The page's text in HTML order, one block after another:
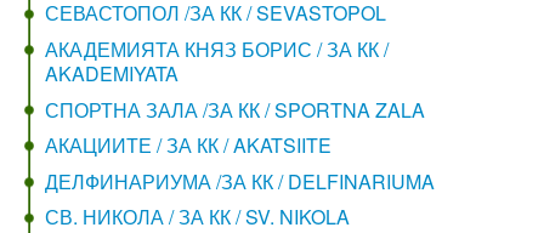
СЕВАСТОПОЛ /ЗА КК / SEVASTOPOL
АКАДЕМИЯТА КНЯЗ БОРИС / ЗА КК /
AKADEMIYATA
СПОРТНА ЗАЛА /ЗА КК / SPORTNA ZALA
АКАЦИИТЕ / ЗА КК / AKATSIITE
ДЕЛФИНАРИУМА /ЗА КК / DELFINARIUMA
СВ. НИКОЛА / ЗА КК / SV. NIKOLA